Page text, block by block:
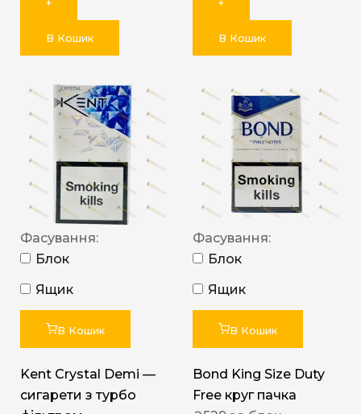
+
В Кошик
+
В Кошик
Фасування:
Блок
Ящик
В Кошик
Kent Crystal Demi —
сигарети з турбо
Фасування:
Блок
Ящик
В Кошик
Bond King Size Duty
Free круг пачка